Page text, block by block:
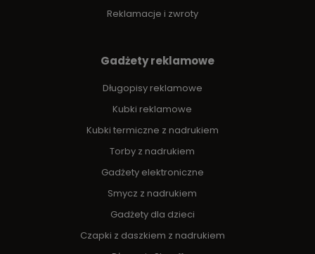
Reklamacje i zwroty
Gadżety reklamowe
Długopisy reklamowe
Kubki reklamowe
Kubki termiczne z nadrukiem
Torby z nadrukiem
Gadżety elektroniczne
Smycz z nadrukiem
Gadżety dla dzieci
Czapki z daszkiem z nadrukiem